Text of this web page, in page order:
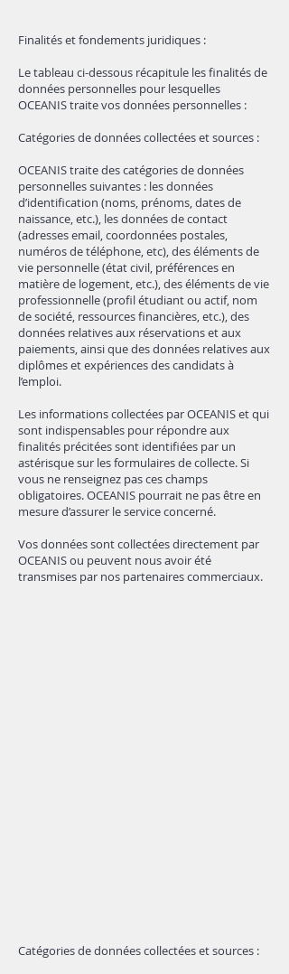
Finalités et fondements juridiques :
Le tableau ci-dessous récapitule les finalités de
données personnelles pour lesquelles
OCEANIS traite vos données personnelles :
Catégories de données collectées et sources :
OCEANIS traite des catégories de données
personnelles suivantes : les données
d’identification (noms, prénoms, dates de
naissance, etc.), les données de contact
(adresses email, coordonnées postales,
numéros de téléphone, etc), des éléments de
vie personnelle (état civil, préférences en
matière de logement, etc.), des éléments de vie
professionnelle (profil étudiant ou actif, nom
de société, ressources financières, etc.), des
données relatives aux réservations et aux
paiements, ainsi que des données relatives aux
diplômes et expériences des candidats à
l’emploi.
Les informations collectées par OCEANIS et qui
sont indispensables pour répondre aux
finalités précitées sont identifiées par un
astérisque sur les formulaires de collecte. Si
vous ne renseignez pas ces champs
obligatoires. OCEANIS pourrait ne pas être en
mesure d’assurer le service concerné.
Vos données sont collectées directement par
OCEANIS ou peuvent nous avoir été
transmises par nos partenaires commerciaux.
Catégories de données collectées et sources :